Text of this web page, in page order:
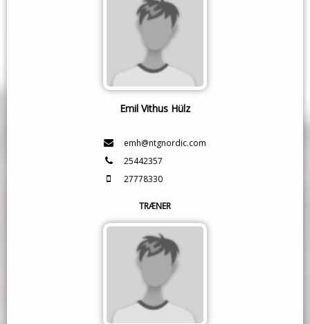
Emil Vithus Hülz
emh@ntgnordic.com
25442357
27778330
TRÆNER